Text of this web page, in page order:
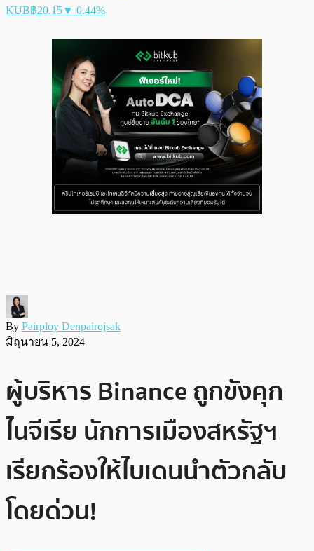
KUB฿20.15▼ 0.44%
By Pairploy Denpairojsak
มิถุนายน 5, 2024
ผู้บริหาร Binance ถูกขังคุก
ไนจีเรีย นักการเมืองสหรัฐฯ
เรียกร้องให้ไบเดนนำตัวกลับ
โดยด่วน!